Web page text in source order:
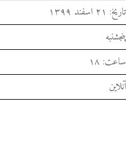
تاریخ: ۲۱ اسفند ۱۳۹۹
پنجشنبه
ساعت: ۱۸
آنلاین